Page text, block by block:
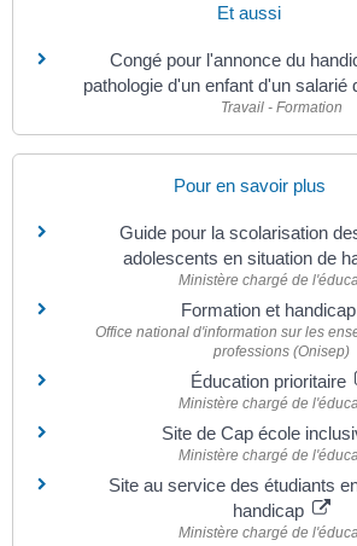
Et aussi
Congé pour l'annonce du
pathologie d'un enfant d'un salarié
Travail - Formation
Pour en savoir plus
Guide pour la scolarisation
adolescents en situation de
Ministère chargé de
Formation et handicap
Office national d'information sur les
professions (Onisep)
Éducation prioritaire
Ministère chargé de
Site de Cap école
Ministère chargé de
Site au service des étudiants
handicap
Ministère chargé de